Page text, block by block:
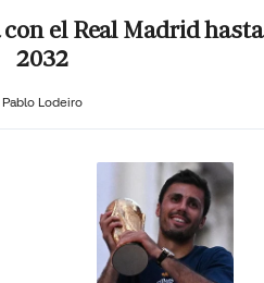
el Real Madrid hasta
2032
Pablo Lodeiro